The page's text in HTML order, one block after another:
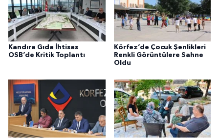
Kandıra Gıda İhtisas
OSB’de Kritik Toplantı
Körfez’de Çocuk Şenlikleri
Renkli Görüntülere Sahne
Oldu